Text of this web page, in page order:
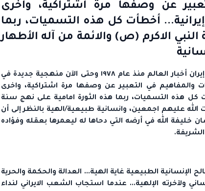
عن وصفها مرة اشتراكية، واخرى
أخطأت كل هذه التسميات، ربما
الاكرم (ص) والائمة من آله الأطهار
د.محسن صالح*: تصدرت الثورة الإسلامية في إيران أخبار العالم منذ عام ١٩٧٨ وحتى الآن منهجية جديدة في
والمفاهيم في التعبير عن وصفها مرة اشتراكية، واخرى
كل هذه التسميات، ربما هذه الثورة امامية على نهج سنة
الله عليهم اجمعين، وانسانية طبيعية/الهية بالنظر إلى أن
خليفة الله في أرضه التي دحاها له ليعمرها بعقله وفؤاده
الإنسانية الطبيعية غاية الهية... العدالة والحكمة والحرية
ولآخرته الإلهية... عندما استجاب الشعب الايراني لنداء